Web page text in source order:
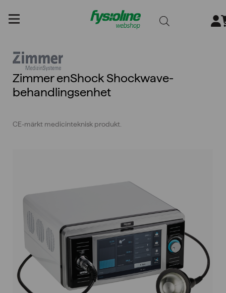
innehållet
Zimmer enShock Shockwave-
behandlingsenhet
CE-märkt medicinteknisk produkt.